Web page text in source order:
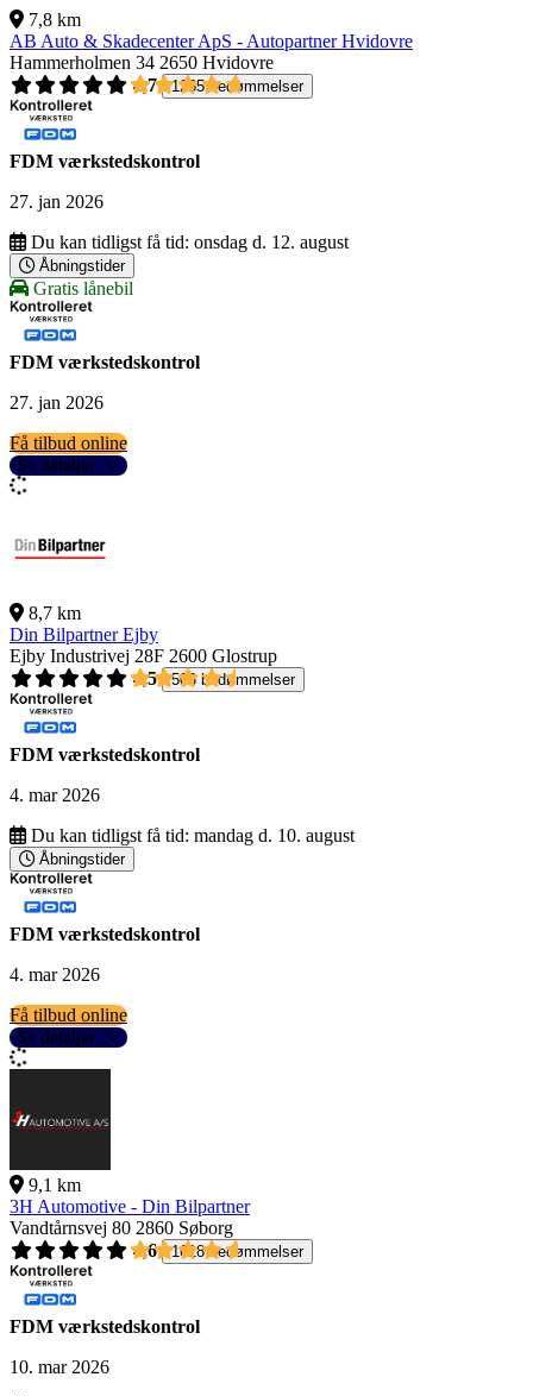
7,8 km
AB Auto & Skadecenter ApS - Autopartner Hvidovre
Hammerholmen 34 2650 Hvidovre
4,7
1265 bedømmelser
FDM værkstedskontrol
27. jan 2026
Du kan tidligst få tid: onsdag d. 12. august
Åbningstider
Gratis lånebil
FDM værkstedskontrol
27. jan 2026
Få tilbud online
Se detaljer
8,7 km
Din Bilpartner Ejby
Ejby Industrivej 28F 2600 Glostrup
4,5
503 bedømmelser
FDM værkstedskontrol
4. mar 2026
Du kan tidligst få tid: mandag d. 10. august
Åbningstider
FDM værkstedskontrol
4. mar 2026
Få tilbud online
Se detaljer
9,1 km
3H Automotive - Din Bilpartner
Vandtårnsvej 80 2860 Søborg
4,6
1618 bedømmelser
FDM værkstedskontrol
10. mar 2026